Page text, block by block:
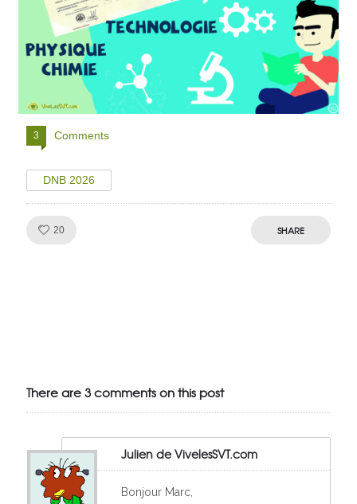
3 Comments
DNB 2026
20 SHARE
There are 3 comments on this post
Julien de VivelesSVT.com
Bonjour Marc,